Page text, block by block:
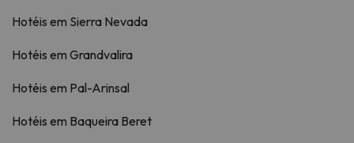
Hotéis em Sierra Nevada
Hotéis em Grandvalira
Hotéis em Pal-Arinsal
Hotéis em Baqueira Beret